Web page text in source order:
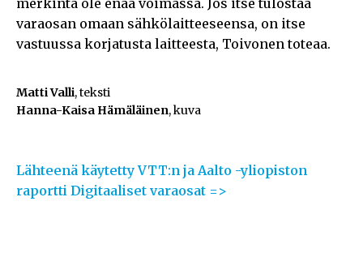
varaosan omaan sähkölaitteeseensa, on itse
vastuussa korjatusta laitteesta, Toivonen toteaa.
Matti Valli, teksti
Hanna-Kaisa Hämäläinen, kuva
Lähteenä käytetty VTT:n ja Aalto -yliopiston
raportti Digitaaliset varaosat =>